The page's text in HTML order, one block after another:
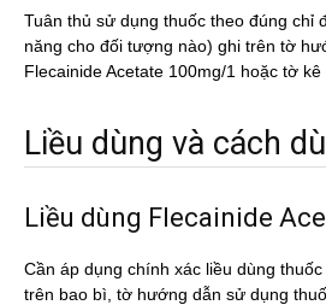
Tuân thủ sử dụng thuốc theo đúng chỉ
năng cho đối tượng nào) ghi trên tờ
Flecainide Acetate 100mg/1 hoặc tờ
Liều dùng và cách
Liều dùng Flecainide
Cần áp dụng chính xác liều dùng
trên bao bì, tờ hướng dẫn sử dụng